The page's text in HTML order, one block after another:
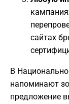
сайтах
В
напоминают
предложение